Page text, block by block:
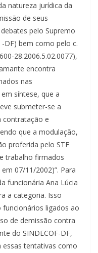
natureza jurídica da
de seus
pelo Supremo
-DF) bem como pelo c.
28.2006.5.02.0077),
encontra
nas
síntese, que a
submeter-se a
contratação e
que a modulação,
proferida pelo STF
trabalho firmados
07/11/2002)”. Para
funcionária Ana Lúcia
a categoria. Isso
funcionários ligados ao
de demissão contra
do SINDECOF-DF,
essas tentativas como